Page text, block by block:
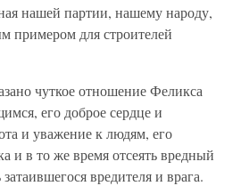
нашей партии, нашему народу,
примером для строителей
чуткое отношение Феликса
его доброе сердце и
и уважение к людям, его
и в то же время отсеять вредный
вредителя и врага.